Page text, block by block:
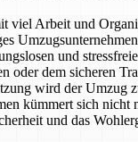
viel Arbeit und
und
oder dem sicheren
wird der Umzug
kümmert sich nicht
und das